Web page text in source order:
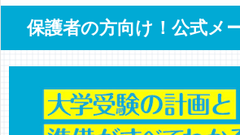
保護者の方向け！公式メ